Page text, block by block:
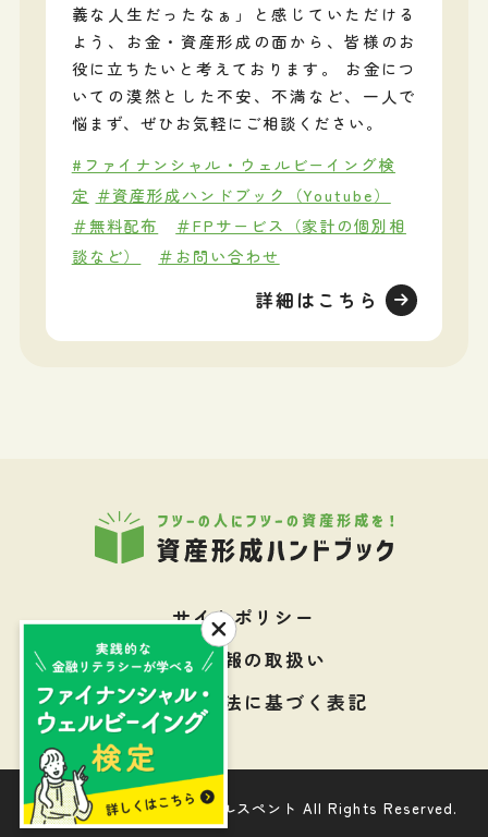
義な人生だったなぁ」と感じていただける
よう、お金・資産形成の面から、皆様のお
役に立ちたいと考えております。 お金につ
いての漠然とした不安、不満など、一人で
悩まず、ぜひお気軽にご相談ください。
#ファイナンシャル・ウェルビーイング検
定 ＃資産形成ハンドブック（Youtube）
＃無料配布
＃FPサービス（家計の個別相
談など）
＃お問い合わせ
詳細はこちら
サイトポリシー
個人情報の取扱い
特定商取引法に基づく表記
Copyright © 株式会社ウェルスペント All Rights Reserved.